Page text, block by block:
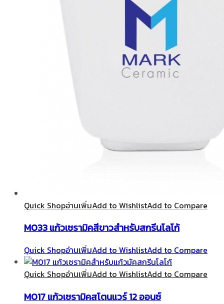
Quick Shopอ่านเพิ่มAdd to WishlistAdd to Compare
M033 แก้วเซรามิคสีขาวสำหรับสกรีนโลโก้
Quick Shopอ่านเพิ่มAdd to WishlistAdd to Compare
Quick Shopอ่านเพิ่มAdd to WishlistAdd to Compare
M017 แก้วเซรามิคสโตนแวร์ 12 ออนซ์